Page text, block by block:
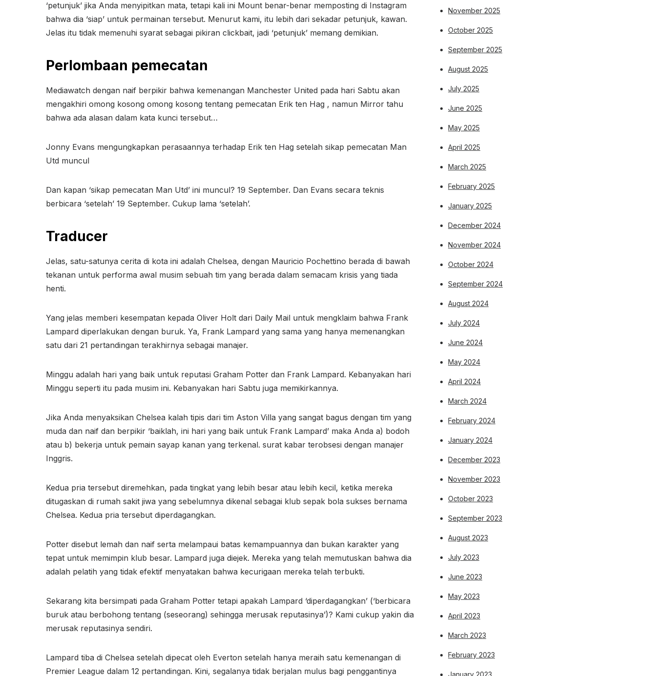
‘petunjuk’ jika Anda menyipitkan mata, tetapi kali ini Mount benar-benar memposting di Instagram
bahwa dia ‘siap’ untuk permainan tersebut. Menurut kami, itu lebih dari sekadar petunjuk, kawan.
Jelas itu tidak memenuhi syarat sebagai pikiran clickbait, jadi ‘petunjuk’ memang demikian.
Perlombaan pemecatan
Mediawatch dengan naif berpikir bahwa kemenangan Manchester United pada hari Sabtu akan
mengakhiri omong kosong omong kosong tentang pemecatan Erik ten Hag , namun Mirror tahu
bahwa ada alasan dalam kata kunci tersebut…
Jonny Evans mengungkapkan perasaannya terhadap Erik ten Hag setelah sikap pemecatan Man
Utd muncul
Dan kapan ‘sikap pemecatan Man Utd’ ini muncul? 19 September. Dan Evans secara teknis
berbicara ‘setelah’ 19 September. Cukup lama ‘setelah’.
Traducer
Jelas, satu-satunya cerita di kota ini adalah Chelsea, dengan Mauricio Pochettino berada di bawah
tekanan untuk performa awal musim sebuah tim yang berada dalam semacam krisis yang tiada
henti.
Yang jelas memberi kesempatan kepada Oliver Holt dari Daily Mail untuk mengklaim bahwa Frank
Lampard diperlakukan dengan buruk. Ya, Frank Lampard yang sama yang hanya memenangkan
satu dari 21 pertandingan terakhirnya sebagai manajer.
Minggu adalah hari yang baik untuk reputasi Graham Potter dan Frank Lampard. Kebanyakan hari
Minggu seperti itu pada musim ini. Kebanyakan hari Sabtu juga memikirkannya.
Jika Anda menyaksikan Chelsea kalah tipis dari tim Aston Villa yang sangat bagus dengan tim yang
muda dan naif dan berpikir ‘baiklah, ini hari yang baik untuk Frank Lampard’ maka Anda a) bodoh
atau b) bekerja untuk pemain sayap kanan yang terkenal. surat kabar terobsesi dengan manajer
Inggris.
Kedua pria tersebut diremehkan, pada tingkat yang lebih besar atau lebih kecil, ketika mereka
ditugaskan di rumah sakit jiwa yang sebelumnya dikenal sebagai klub sepak bola sukses bernama
Chelsea. Kedua pria tersebut diperdagangkan.
Potter disebut lemah dan naif serta melampaui batas kemampuannya dan bukan karakter yang
tepat untuk memimpin klub besar. Lampard juga diejek. Mereka yang telah memutuskan bahwa dia
adalah pelatih yang tidak efektif menyatakan bahwa kecurigaan mereka telah terbukti.
Sekarang kita bersimpati pada Graham Potter tetapi apakah Lampard ‘diperdagangkan’ (‘berbicara
buruk atau berbohong tentang (seseorang) sehingga merusak reputasinya’)? Kami cukup yakin dia
merusak reputasinya sendiri.
Lampard tiba di Chelsea setelah dipecat oleh Everton setelah hanya meraih satu kemenangan di
Premier League dalam 12 pertandingan. Kini, segalanya tidak berjalan mulus bagi penggantinya
November 2025
October 2025
September 2025
August 2025
July 2025
June 2025
May 2025
April 2025
March 2025
February 2025
January 2025
December 2024
November 2024
October 2024
September 2024
August 2024
July 2024
June 2024
May 2024
April 2024
March 2024
February 2024
January 2024
December 2023
November 2023
October 2023
September 2023
August 2023
July 2023
June 2023
May 2023
April 2023
March 2023
February 2023